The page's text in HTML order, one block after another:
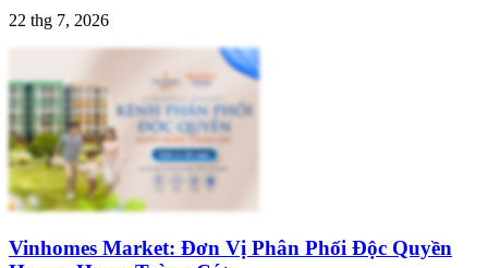
22 thg 7, 2026
Vinhomes Market: Đơn Vị Phân Phối Độc Quyền